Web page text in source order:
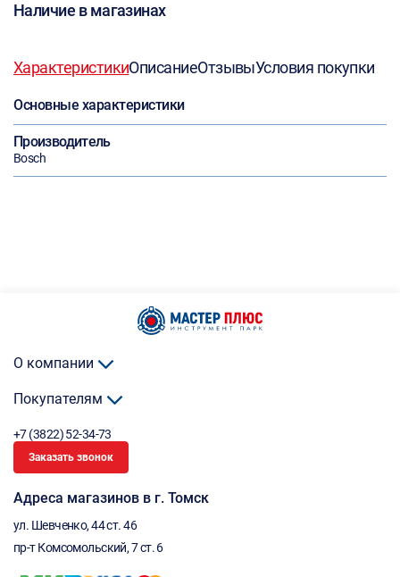
Наличие в магазинах
ХарактеристикиОписаниеОтзывыУсловия покупки
Основные характеристики
Производитель
Bosch
О компании
Покупателям
+7 (3822) 52-34-73
Заказать звонок
Адреса магазинов в г. Томск
ул. Шевченко, 44 ст. 46
пр-т Комсомольский, 7 ст. 6